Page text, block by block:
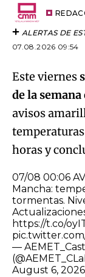
ALERTAS DE
07.08.2026 09:54
Este viernes
de la
avisos
temperaturas
horas y
07/08 00:06
Mancha:
tormentas.
https://t.co/
—
August 6, 2026